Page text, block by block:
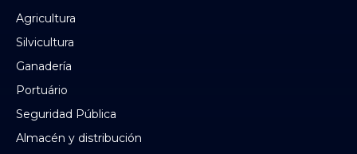
Agricultura
Silvicultura
Ganadería
Portuário
Seguridad Pública
Almacén y distribución